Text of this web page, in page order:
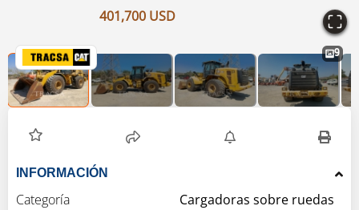
401,700 USD
9
INFORMACIÓN
Categoría
Cargadoras sobre ruedas